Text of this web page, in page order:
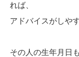
れば、
アドバイスがしや
その人の生年月日